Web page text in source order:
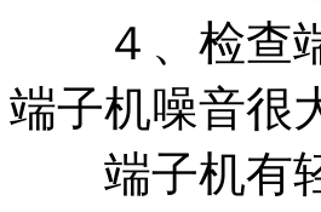
４、检查端
端子机噪音很
端子机有轻